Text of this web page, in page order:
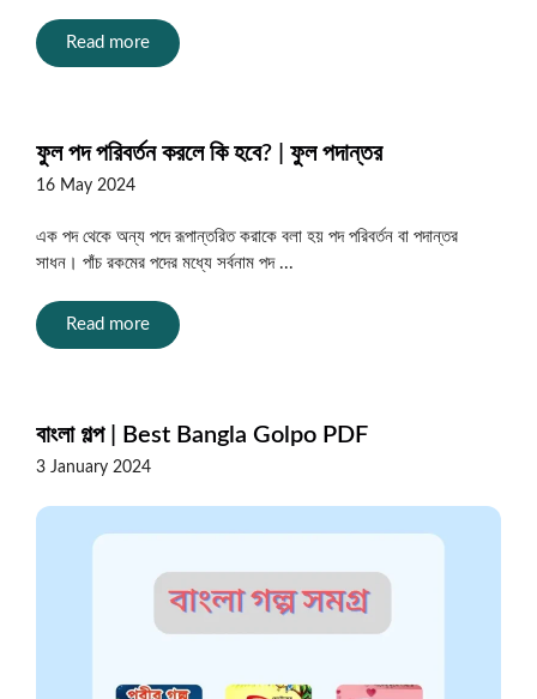
Read more
ফুল পদ পরিবর্তন করলে কি হবে? | ফুল পদান্তর
16 May 2024
এক পদ থেকে অন্য পদে রূপান্তরিত করাকে বলা হয় পদ পরিবর্তন বা পদান্তর
সাধন। পাঁচ রকমের পদের মধ্যে সর্বনাম পদ ...
Read more
বাংলা গল্প | Best Bangla Golpo PDF
3 January 2024